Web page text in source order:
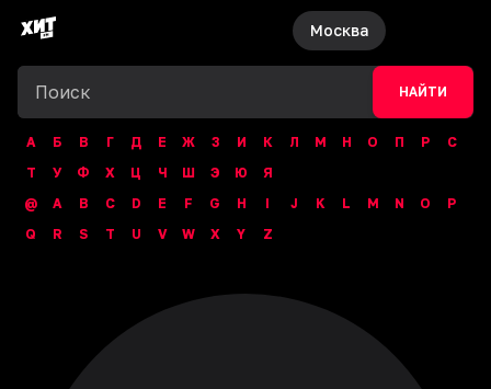
Москва
НАЙТИ
А Б В Г Д Е Ж З И К Л М Н О П Р
С
Т
У Ф Х Ц Ч Ш Э Ю
Я
@
A B C D E F G H I J K L M N O
P
Q
R S T U V W X Y Z